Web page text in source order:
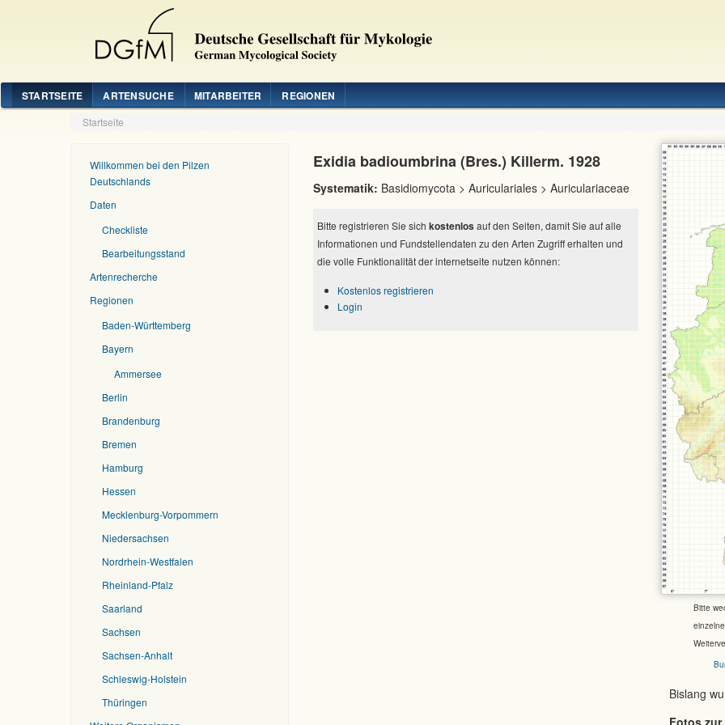
STARTSEITE ARTENSUCHE MITARBEITER REGIONEN
Startseite
Willkommen bei den Pilzen
Deutschlands
Daten
Checkliste
Bearbeitungsstand
Artenrecherche
Regionen
Baden-Württemberg
Bayern
Ammersee
Berlin
Brandenburg
Bremen
Hamburg
Hessen
Mecklenburg-Vorpommern
Niedersachsen
Nordrhein-Westfalen
Rheinland-Pfalz
Saarland
Sachsen
Sachsen-Anhalt
Schleswig-Holstein
Thüringen
Bitte
Bislang
Exidia badioumbrina (Bres.) Killerm. 1928
Systematik: Basidiomycota > Auriculariales > Auriculariaceae
Bitte registrieren Sie sich kostenlos auf den Seiten, damit Sie auf alle
Informationen und Fundstellendaten zu den Arten Zugriff erhalten und
die volle Funktionalität der internetseite nutzen können:
Kostenlos registrieren
Login